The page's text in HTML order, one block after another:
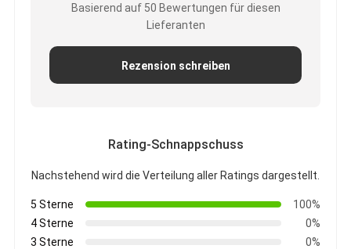
Doppeltes mit Seiten versehener Klebstreifen
HAUSTIER Klebstreifen
Basierend auf 50 Bewertungen für diesen
Lieferanten
Rezension schreiben
Rating-Schnappschuss
Nachstehend wird die Verteilung aller Ratings dargestellt.
5 Sterne
100%
4 Sterne
0%
3 Sterne
0%